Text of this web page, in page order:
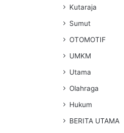
Kutaraja
Sumut
OTOMOTIF
UMKM
Utama
Olahraga
Hukum
BERITA UTAMA